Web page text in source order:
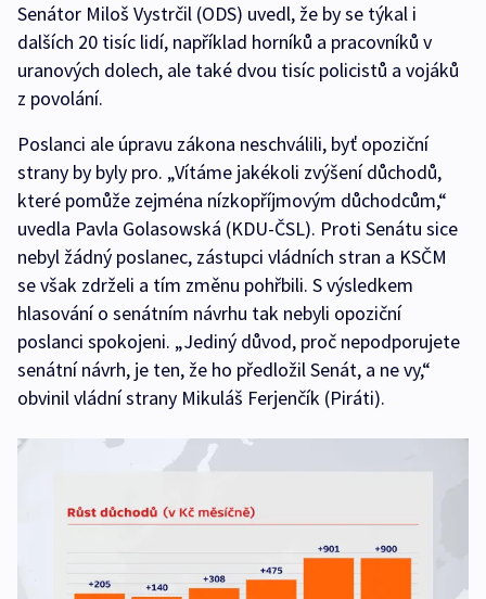
Senátor Miloš Vystrčil (ODS) uvedl, že by se týkal i
dalších 20 tisíc lidí, například horníků a pracovníků v
uranových dolech, ale také dvou tisíc policistů a vojáků
z povolání.
Poslanci ale úpravu zákona neschválili, byť opoziční
strany by byly pro. „Vítáme jakékoli zvýšení důchodů,
které pomůže zejména nízkopříjmovým důchodcům,“
uvedla Pavla Golasowská (KDU-ČSL). Proti Senátu sice
nebyl žádný poslanec, zástupci vládních stran a KSČM
se však zdrželi a tím změnu pohřbili. S výsledkem
hlasování o senátním návrhu tak nebyli opoziční
poslanci spokojeni. „Jediný důvod, proč nepodporujete
senátní návrh, je ten, že ho předložil Senát, a ne vy,“
obvinil vládní strany Mikuláš Ferjenčík (Piráti).